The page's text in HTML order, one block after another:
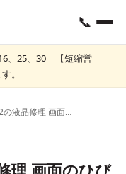
📞
、25、30 【短縮営
。
Gateway N18W2の液晶修理 画面のひび割れ
理 画面のひび